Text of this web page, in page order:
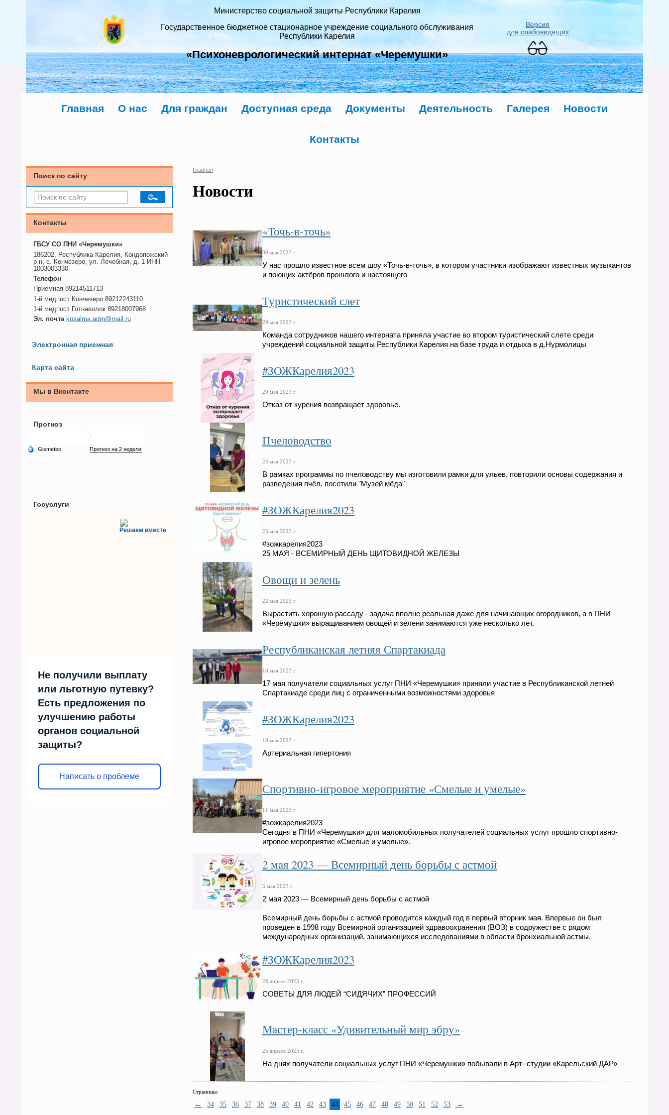
Министерство социальной защиты Республики Карелия
Государственное бюджетное стационарное учреждение социального обслуживания
Республики Карелия
«Психоневрологический интернат «Черемушки»
Версия
для слабовидящих
Главная О нас Для граждан Доступная среда Документы Деятельность Галерея Новости
Контакты
Поиск по сайту
Контакты
ГБСУ СО ПНИ «Черемушки»
186202, Республика Карелия, Кондопожский
р-н, с. Кончезеро, ул. Лечебная, д. 1 ИНН
1003003330
Телефон
Приемная 89214511713
1-й медпост Кончезеро 89212243110
1-й медпост Готнаволок 89218007968
Эл. почта kosalma.adm@mail.ru
Электронная приемная
Карта сайта
Мы в Вконтакте
Прогноз
Госуслуги
Решаем вместе
Не получили выплату
или льготную путевку?
Есть предложения по
улучшению работы
органов социальной
защиты?
Написать о проблеме
Главная
Новости
«Точь-в-точь»
30 мая 2023 г.
У нас прошло известное всем шоу «Точь-в-точь», в котором участники изображают известных музыкантов
и поющих актёров прошлого и настоящего
Туристический слет
29 мая 2023 г.
Команда сотрудников нашего интерната приняла участие во втором туристический слете среди
учреждений социальной защиты Республики Карелия на базе труда и отдыха в д.Нурмолицы
#ЗОЖКарелия2023
29 мая 2023 г.
Отказ от курения возвращает здоровье.
Пчеловодство
24 мая 2023 г.
В рамках программы по пчеловодству мы изготовили рамки для ульев, повторили основы содержания и
разведения пчёл, посетили "Музей мёда"
#ЗОЖКарелия2023
23 мая 2023 г.
#зожкарелия2023
25 МАЯ - ВСЕМИРНЫЙ ДЕНЬ ЩИТОВИДНОЙ ЖЕЛЕЗЫ
Овощи и зелень
22 мая 2023 г.
Вырастить хорошую рассаду - задача вполне реальная даже для начинающих огородников, а в ПНИ
«Черёмушки» выращиванием овощей и зелени занимаются уже несколько лет.
Республиканская летняя Спартакиада
18 мая 2023 г.
17 мая получатели социальных услуг ПНИ «Черемушки» приняли участие в Республиканской летней
Спартакиаде среди лиц с ограниченными возможностями здоровья
#ЗОЖКарелия2023
18 мая 2023 г.
Артериальная гипертония
Спортивно-игровое мероприятие «Смелые и умелые»
11 мая 2023 г.
#зожкарелия2023
Сегодня в ПНИ «Черемушки» для маломобильных получателей социальных услуг прошло спортивно-
игровое мероприятие «Смелые и умелые».
2 мая 2023 — Всемирный день борьбы с астмой
5 мая 2023 г.
2 мая 2023 — Всемирный день борьбы с астмой
Всемирный день борьбы с астмой проводится каждый год в первый вторник мая. Впервые он был
проведен в 1998 году Всемирной организацией здравоохранения (ВОЗ) в содружестве с рядом
международных организаций, занимающихся исследованиями в области бронхиальной астмы.
#ЗОЖКарелия2023
28 апреля 2023 г.
СОВЕТЫ ДЛЯ ЛЮДЕЙ “СИДЯЧИХ” ПРОФЕССИЙ
Мастер-класс «Удивительный мир эбру»
25 апреля 2023 г.
На днях получатели социальных услуг ПНИ «Черемушки» побывали в Арт- студии «Карельский ДАР»
Страницы:
← 34 35 36 37 38 39 40 41 42 43 44 45 46 47 48 49 50 51 52 53 →